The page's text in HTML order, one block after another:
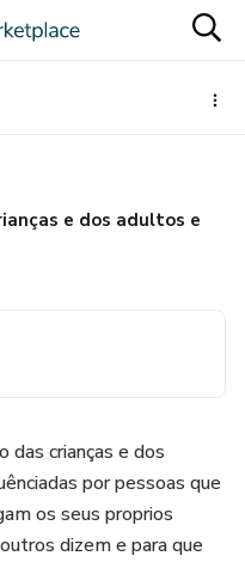
e dos adultos e
das crianças e dos
por pessoas que
os seus proprios
dizem e para que